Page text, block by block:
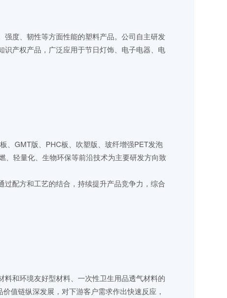
度、韧性等方面性能的塑料产品。公司自主研发
产权产品，广泛应用于节日灯饰、电子电器、电
、GMT版、PHC板、吹塑版、玻纤增强PET发泡
、轻量化、生物环保等前沿技术为主要研发方向致
配方和工艺的结合，持续提升产品竞争力，综合
和环境友好型材料、一次性卫生用品透气材料的
值链纵深发展，对下游客户需求作出快速反应，